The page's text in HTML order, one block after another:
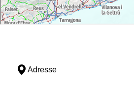
Adresse